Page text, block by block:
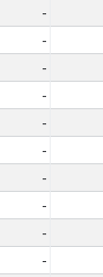
-
-
-
-
-
-
-
-
-
-